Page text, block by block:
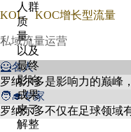
KOL、KOC增长型流量
私域流量运营
🦸名人
罗纳尔多是影响力的巅峰
🧑‍🎓专家
罗纳尔多不仅在足球领域
人群
质
量、
以及
最终
影响
成果
来了
解整